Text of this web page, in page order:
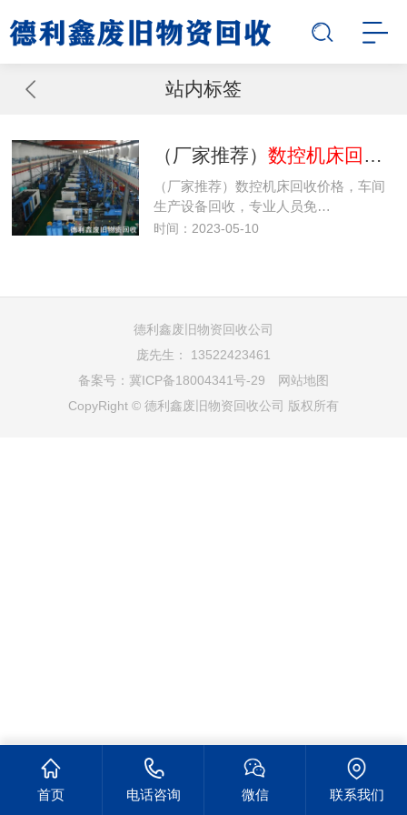
站内标签
（厂家推荐） 数控机床回收价格
（厂家推荐）数控机床回收价格，车间
生产设备回收，专业人员免…
时间：2023-05-10
德利鑫废旧物资回收公司
庞先生： 13522423461
备案号： 冀ICP备18004341号-29
网站地图
CopyRight © 德利鑫废旧物资回收公司 版权所有
首页 电话咨询 微信 联系我们